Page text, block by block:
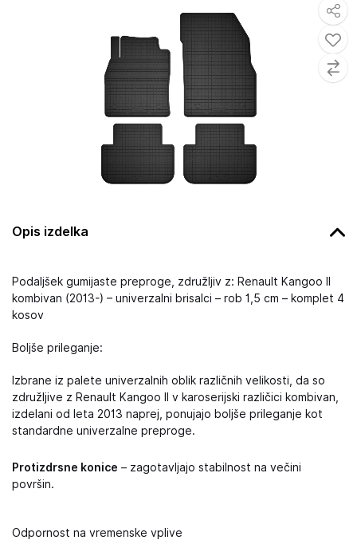
Opis izdelka
Podaljšek gumijaste preproge, združljiv z: Renault Kangoo II
kombivan (2013-) – univerzalni brisalci – rob 1,5 cm – komplet 4
kosov
Boljše prileganje:
Izbrane iz palete univerzalnih oblik različnih velikosti, da so
združljive z Renault Kangoo II v karoserijski različici kombivan,
izdelani od leta 2013 naprej, ponujajo boljše prileganje kot
standardne univerzalne preproge.
Protizdrsne konice – zagotavljajo stabilnost na večini
površin.
Odpornost na vremenske vplive